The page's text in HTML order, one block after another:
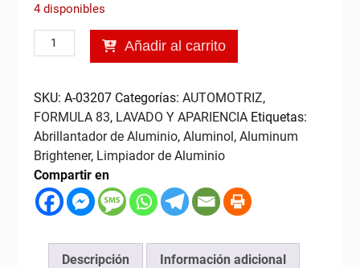
4 disponibles
Aluminol,
1gl
PRO
cantidad
Añadir al carrito
SKU: A-03207 Categorías: AUTOMOTRIZ,
FORMULA 83, LAVADO Y APARIENCIA Etiquetas:
Abrillantador de Aluminio, Aluminol, Aluminum
Brightener, Limpiador de Aluminio
Compartir en
Descripción Información adicional